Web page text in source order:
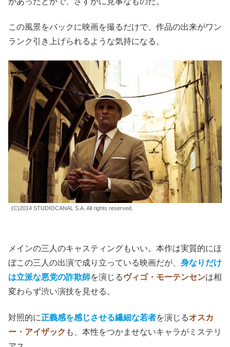
この風景をバックに映画を撮るだけで、作品の出来がワン
ランク引き上げられるような気持になる。
(C)2014 STUDIOCANAL S.A. All rights reserved.
メインの三人のキャスティングもいい。本作は実質的にほ
ぼこの三人の出演で成り立っている映画だが、 身なりだけ
は立派な悪党の詐欺師を演じる ヴィゴ・モーテンセンは相
変わらず渋い演技を見せる。
対照的に正義感を感じさせる繊細な若者を演じるオスカ
ー・アイザック も、本性をつかませないキャラがミステリ